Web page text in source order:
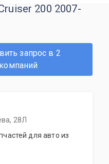
200 2007-
запрос в 2
компаний
28Л
для авто из